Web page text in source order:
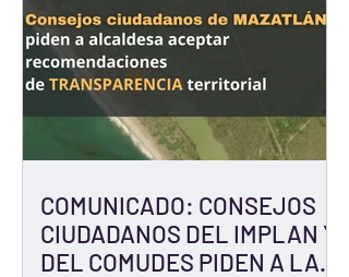
COMUNICADO: CONSEJOS
CIUDADANOS DEL IMPLAN Y
DEL COMUDES PIDEN A LA